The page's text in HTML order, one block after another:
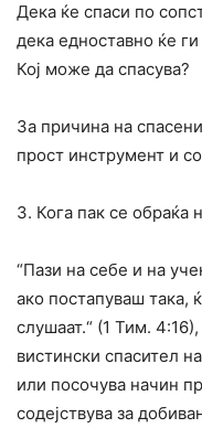
Дека ќе спаси по
дека едноставно ќе
Кој може да спасува?
За причина на
прост инструмент и
3. Кога пак се обраќа
“Пази на себе и на
ако постапуваш така,
слушаат.“ (1 Тим.
вистински спасител
или посочува начин
содејствува за